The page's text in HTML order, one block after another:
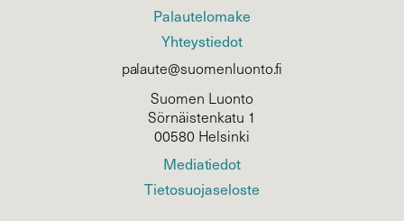
Palautelomake
Yhteystiedot
palaute@suomenluonto.fi
Suomen Luonto
Sörnäistenkatu 1
00580 Helsinki
Mediatiedot
Tietosuojaseloste